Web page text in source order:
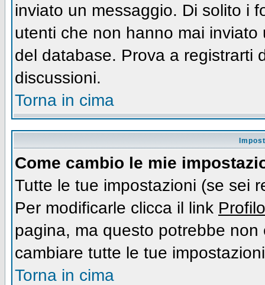
inviato un messaggio. Di solito i
utenti che non hanno mai
del database. Prova a registrarti
discussioni.
Torna in cima
Come cambio le mie
Tutte le tue impostazioni (se sei
Per modificarle clicca il link Profilo
pagina, ma questo potrebbe
cambiare tutte le tue
Torna in cima